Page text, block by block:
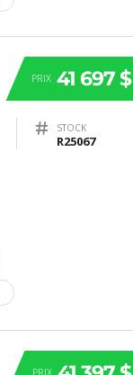
PRIX 41 697 $
STOCK
R25067